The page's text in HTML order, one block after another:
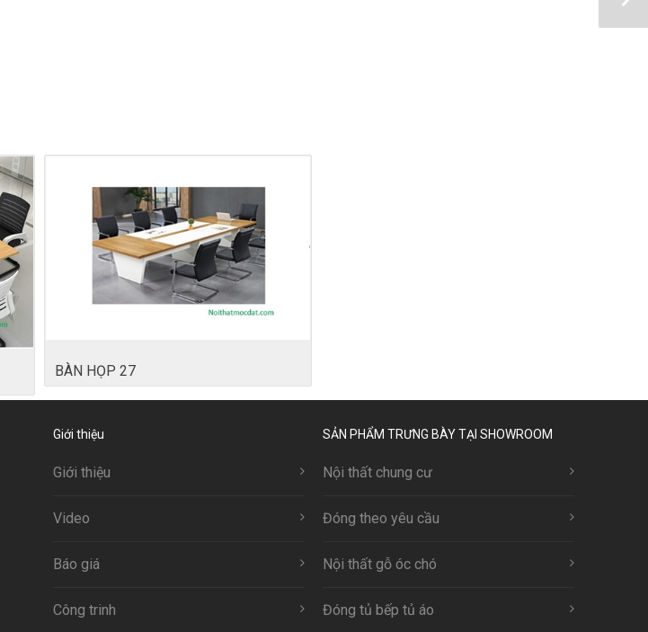
BÀN HỌP 27
Giới thiệu
Giới thiệu
Video
Báo giá
Công trinh
SẢN PHẨM TRƯNG BÀY TẠI SHOWROOM
Nội thất chung cư
Đóng theo yêu cầu
Nội thất gỗ óc chó
Đóng tủ bếp tủ áo